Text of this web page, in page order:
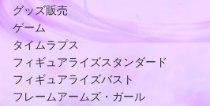
グッズ販売
ゲーム
タイムラプス
フィギュアライズスタンダード
フィギュアライズバスト
フレームアームズ・ガール